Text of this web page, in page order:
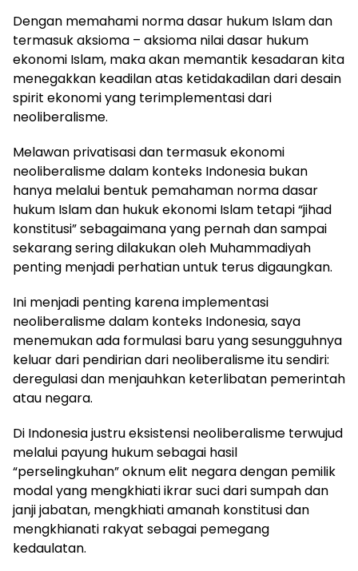
Dengan memahami norma dasar hukum Islam dan
termasuk aksioma – aksioma nilai dasar hukum
ekonomi Islam, maka akan memantik kesadaran kita
menegakkan keadilan atas ketidakadilan dari desain
spirit ekonomi yang terimplementasi dari
neoliberalisme.
Melawan privatisasi dan termasuk ekonomi
neoliberalisme dalam konteks Indonesia bukan
hanya melalui bentuk pemahaman norma dasar
hukum Islam dan hukuk ekonomi Islam tetapi “jihad
konstitusi” sebagaimana yang pernah dan sampai
sekarang sering dilakukan oleh Muhammadiyah
penting menjadi perhatian untuk terus digaungkan.
Ini menjadi penting karena implementasi
neoliberalisme dalam konteks Indonesia, saya
menemukan ada formulasi baru yang sesungguhnya
keluar dari pendirian dari neoliberalisme itu sendiri:
deregulasi dan menjauhkan keterlibatan pemerintah
atau negara.
Di Indonesia justru eksistensi neoliberalisme terwujud
melalui payung hukum sebagai hasil
“perselingkuhan” oknum elit negara dengan pemilik
modal yang mengkhiati ikrar suci dari sumpah dan
janji jabatan, mengkhiati amanah konstitusi dan
mengkhianati rakyat sebagai pemegang
kedaulatan.